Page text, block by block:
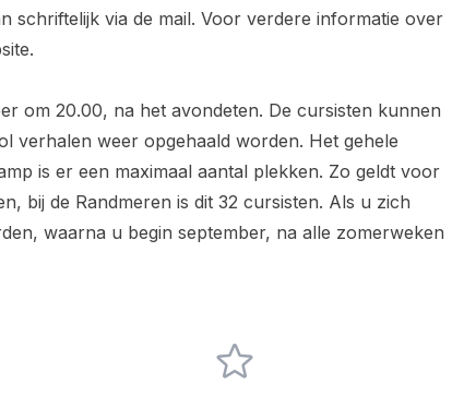
schriftelijk via de mail. Voor verdere informatie over
om 20.00, na het avondeten. De cursisten kunnen
verhalen weer opgehaald worden. Het gehele
is er een maximaal aantal plekken. Zo geldt voor
bij de Randmeren is dit 32 cursisten. Als u zich
waarna u begin september, na alle zomerweken